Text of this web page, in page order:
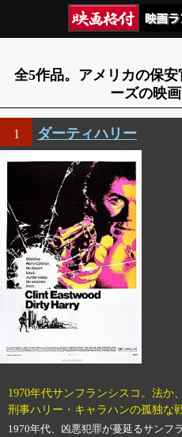
全5作品。アメリカの保
ーズの映
1 ダーティハリー
1970年代サンフランシスコ。法か
刑事ハリー・キャラハンの孤独な
1970年代、凶悪犯罪が蔓延るサンフ